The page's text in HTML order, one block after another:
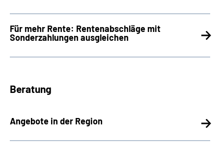
Für mehr Rente: Rentenabschläge mit
Sonderzahlungen ausgleichen
Beratung
Angebote in der Region